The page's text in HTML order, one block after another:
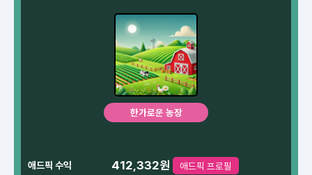
한가로운 농장
애드픽 수익 412,332원 애드픽 프로필